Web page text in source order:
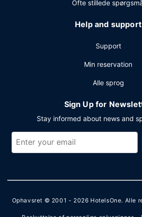
Ofte stillede
Help and support
Support
Min reservation
Alle sprog
Sign Up for
Stay informed about news and
Ophavsret © 2001 - 2026 HotelsOne. Alle